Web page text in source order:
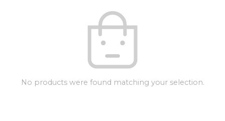
No products were found matching your selection.